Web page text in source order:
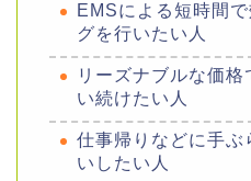
EMSによる短時間
グを行いたい人
リーズナブルな価
い続けたい人
仕事帰りなどに手ぶ
いしたい人